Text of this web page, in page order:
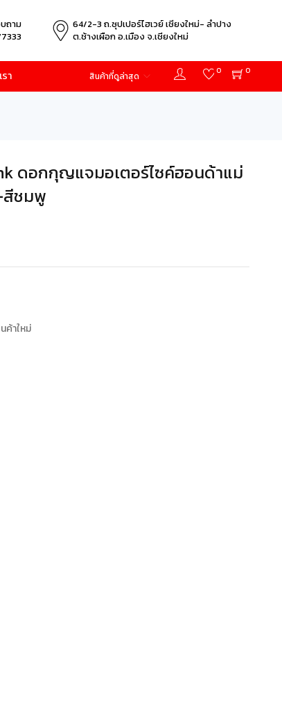
ถาม
64/2-3 ถ.ซุปเปอร์ไฮเวย์ เชียงใหม่- ลำปาง
ต.ช้างเผือก อ.เมือง จ.เชียงใหม่
า 0
0
สินค้าที่ดูล่าสุด
ดอกกุญแจมอเตอร์ไซค์ฮอนด้าแม่
สีชมพู
ค้าใหม่